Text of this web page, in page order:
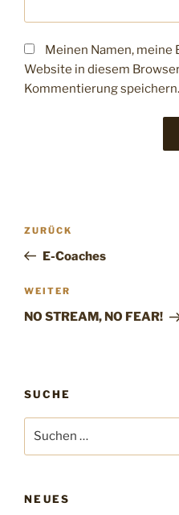
Meinen Namen, meine
Website in diesem
Kommentierung speichern.
ZURÜCK
E-Coaches
WEITER
NO STREAM, NO FEAR!
SUCHE
NEUES